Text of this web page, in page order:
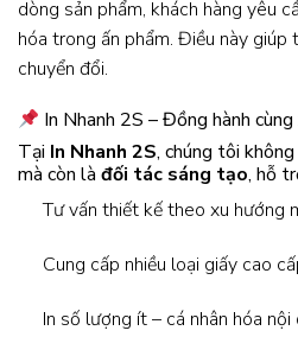
dòng sản phẩm, khách hàng yêu
hóa trong ấn phẩm. Điều này
chuyển đổi.
In Nhanh 2S – Đồng hành
Tại In Nhanh 2S, chúng tôi
mà còn là đối tác sáng tạo, hỗ
Tư vấn thiết kế theo xu hướng
Cung cấp nhiều loại giấy cao
In số lượng ít – cá nhân hóa